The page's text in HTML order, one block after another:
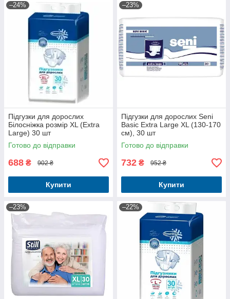
–24%
Підгузки для дорослих
Білосніжка розмір XL (Extra
Large) 30 шт
Готово до відправки
688 ₴ 902 ₴
Купити
–23%
Підгузки для дорослих Seni
Basic Extra Large XL (130-170
см), 30 шт
Готово до відправки
732 ₴ 952 ₴
Купити
–23% –22%